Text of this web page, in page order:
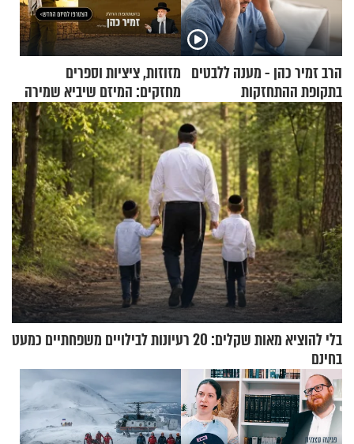
הרב זמיר כהן - מענה ללבטים
בתקופת ההתחזקות
מזוזות, ציציות וספרים
מחזקים: המיזם שיביא שמירה
רוחנית לאלפי חיילי צה"ל
בלי להוציא מאות שקלים: 20 רעיונות לבילויים משפחתיים כמעט
בחינם